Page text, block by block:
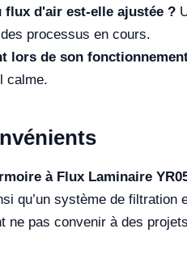
flux d'air est-elle ajustée ?
processus en cours.
lors de son
calme.
à Flux Laminaire
qu’un système de
ne pas convenir à des